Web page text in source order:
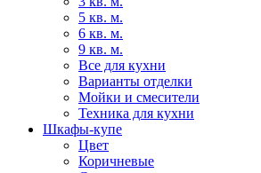
5 кв. м.
6 кв. м.
9 кв. м.
Все для кухни
Варианты отделки
Мойки и смесители
Техника для кухни
Шкафы-купе
Цвет
Коричневые